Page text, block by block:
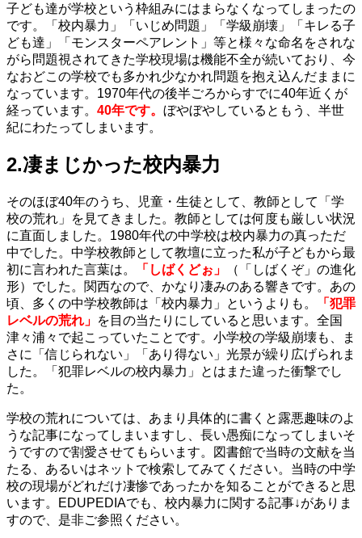
子ども達が学校という枠組みにはまらなくなってしまったの
です。「校内暴力」「いじめ問題」「学級崩壊」「キレる子
ども達」「モンスターペアレント」等と様々な命名をされな
がら問題視されてきた学校現場は機能不全が続いており、今
なおどこの学校でも多かれ少なかれ問題を抱え込んだままに
なっています。1970年代の後半ごろからすでに40年近くが
経っています。 40年です。 ぼやぼやしているともう、半世
紀にわたってしまいます。
2.凄まじかった校内暴力
そのほぼ40年のうち、児童・生徒として、教師として「学
校の荒れ」を見てきました。教師としては何度も厳しい状況
に直面しました。1980年代の中学校は校内暴力の真っただ
中でした。中学校教師として教壇に立った私が子どもから最
初に言われた言葉は。
「しばくどぉ」
（「しばくぞ」の進化
形）でした。関西なので、かなり凄みのある響きです。あの
頃、多くの中学校教師は「校内暴力」というよりも。
「犯罪
レベルの荒れ」 を目の当たりにしていると思います。全国
津々浦々で起こっていたことです。小学校の学級崩壊も、ま
さに「信じられない」「あり得ない」光景が繰り広げられま
した。「犯罪レベルの校内暴力」とはまた違った衝撃でし
た。
学校の荒れについては、あまり具体的に書くと露悪趣味のよ
うな記事になってしまいますし、長い愚痴になってしまいそ
うですので割愛させてもらいます。図書館で当時の文献を当
たる、あるいはネットで検索してみてください。当時の中学
校の現場がどれだけ凄惨であったかを知ることができると思
います。EDUPEDIAでも、校内暴力に関する記事↓がありま
すので、是非ご参照ください。